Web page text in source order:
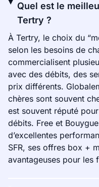
Quel est le
Tertry ?
À Tertry, le choix du
selon les besoins de
commercialisent
avec des débits, des
prix différents.
chères sont souvent
est souvent réputé
débits. Free et
d’excellentes
SFR, ses offres box +
avantageuses pour les